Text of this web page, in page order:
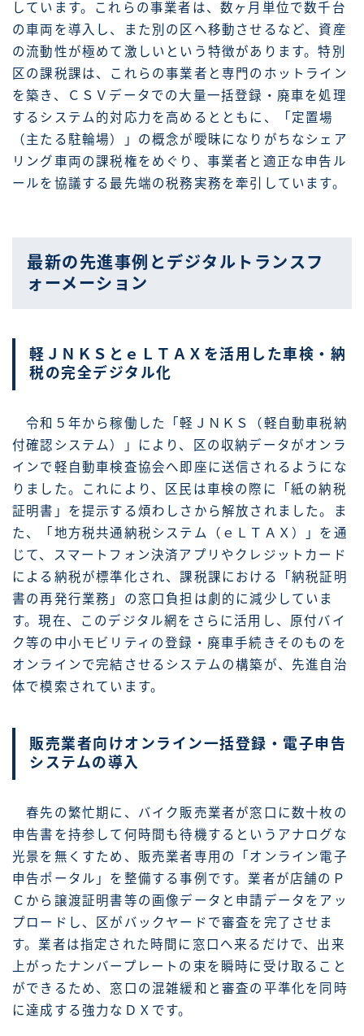
しています。これらの事業者は、数ヶ月単位で数千台
の車両を導入し、また別の区へ移動させるなど、資産
の流動性が極めて激しいという特徴があります。特別
区の課税課は、これらの事業者と専門のホットライン
を築き、ＣＳＶデータでの大量一括登録・廃車を処理
するシステム的対応力を高めるとともに、「定置場
（主たる駐輪場）」の概念が曖昧になりがちなシェア
リング車両の課税権をめぐり、事業者と適正な申告ル
ールを協議する最先端の税務実務を牽引しています。
最新の先進事例とデジタルトランスフ
ォーメーション
軽ＪＮＫＳとｅＬＴＡＸを活用した車検・納
税の完全デジタル化
令和５年から稼働した「軽ＪＮＫＳ（軽自動車税納
付確認システム）」により、区の収納データがオンラ
インで軽自動車検査協会へ即座に送信されるようにな
りました。これにより、区民は車検の際に「紙の納税
証明書」を提示する煩わしさから解放されました。ま
た、「地方税共通納税システム（ｅＬＴＡＸ）」を通
じて、スマートフォン決済アプリやクレジットカード
による納税が標準化され、課税課における「納税証明
書の再発行業務」の窓口負担は劇的に減少していま
す。現在、このデジタル網をさらに活用し、原付バイ
ク等の中小モビリティの登録・廃車手続きそのものを
オンラインで完結させるシステムの構築が、先進自治
体で模索されています。
販売業者向けオンライン一括登録・電子申告
システムの導入
春先の繁忙期に、バイク販売業者が窓口に数十枚の
申告書を持参して何時間も待機するというアナログな
光景を無くすため、販売業者専用の「オンライン電子
申告ポータル」を整備する事例です。業者が店舗のＰ
Ｃから譲渡証明書等の画像データと申請データをアッ
プロードし、区がバックヤードで審査を完了させま
す。業者は指定された時間に窓口へ来るだけで、出来
上がったナンバープレートの束を瞬時に受け取ること
ができるため、窓口の混雑緩和と審査の平準化を同時
に達成する強力なＤＸです。